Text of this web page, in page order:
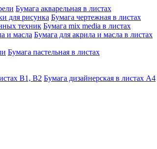
Бумага акварельная в листах
для рисунка Бумага чертежная в листах
техник Бумага mix media в листах
и масла Бумага для акрила и масла в листах
Бумага пастельная в листах
В1, В2 Бумага дизайнерская в листах А4